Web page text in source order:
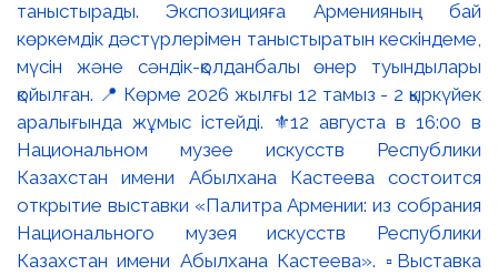
таныстырады. Экспозицияға Арменияның бай
көркемдік дәстүрлерімен таныстыратын кескіндеме,
мүсін және сәндік-қолданбалы өнер туындылары
қойылған. 📍 Көрме 2026 жылғы 12 тамыз - 2 қыркүйек
аралығында жұмыс істейді. ⚜️12 августа в 16:00 в
Национальном музее искусств Республики
Казахстан имени Абылхана Кастеева состоится
открытие выставки «Палитра Армении: из собрания
Национального музея искусств Республики
Казахстан имени Абылхана Кастеева». ▫️Выставка